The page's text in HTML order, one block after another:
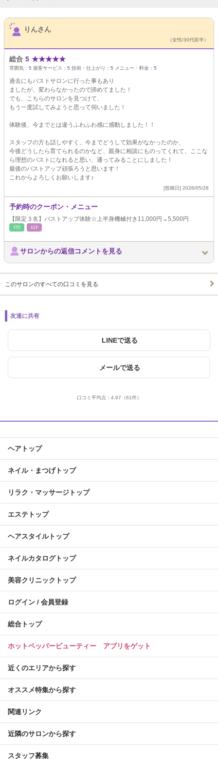
サロンPick Up
りんさん
（女性/30代前半）
総合 5 ★★★★★
雰囲気： 5 接客サービス： 5 技術・仕上がり： 5 メニュー・料金： 5
過去にもバストサロンに行った事もあり
ましたが、変わらなかったので諦めてました！
でも、こちらのサロンを見つけて、
もう一度試してみようと思って伺いました！
体験後、今までとは違うふわふわ感に感動しました！！
スタッフの方も話しやすく、今までどうして効果がなかったのか、
今後どうしたら育てられるのかなど、親身に相談にものってくれて、ここな
ら理想のバストになれると思い、通ってみることにしました！
最後のバストアップ頑張ろうと思います！
これからよろしくお願いします♪
[投稿日] 2026/05/28
予約時のクーポン・メニュー
【限定３名】バストアップ体験☆上半身機械付き11,000円→5,500円
ﾘﾗｸ ｴｽﾃ
サロンからの返信コメントを見る
このサロンのすべての口コミを見る
友達に共有
LINEで送る
メールで送る
口コミ平均点： 4.97 （61件）
ヘアトップ
ネイル・まつげトップ
リラク・マッサージトップ
エステトップ
ヘアスタイルトップ
ネイルカタログトップ
美容クリニックトップ
ログイン / 会員登録
総合トップ
ホットペッパービューティー アプリをゲット
近くのエリアから探す
オススメ特集から探す
関連リンク
近隣のサロンから探す
スタッフ募集